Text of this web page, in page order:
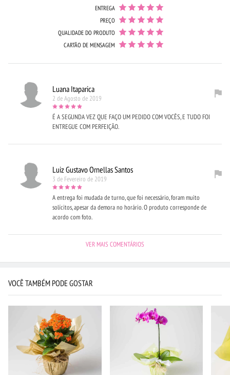
ENTREGA
PREÇO
QUALIDADE DO PRODUTO
CARTÃO DE MENSAGEM
Luana Itaparica
2 de Agosto de 2019
É A SEGUNDA VEZ QUE FAÇO UM PEDIDO COM VOCÊS, E TUDO FOI
ENTREGUE COM PERFEIÇÃO.
Luiz Gustavo Ornellas Santos
3 de Fevereiro de 2019
A entrega foi mudada de turno, que foi necessário, foram muito
solícitos, apesar da demora no horário. O produto corresponde de
acordo com foto.
VER MAIS COMENTÁRIOS
VOCÊ TAMBÉM PODE GOSTAR